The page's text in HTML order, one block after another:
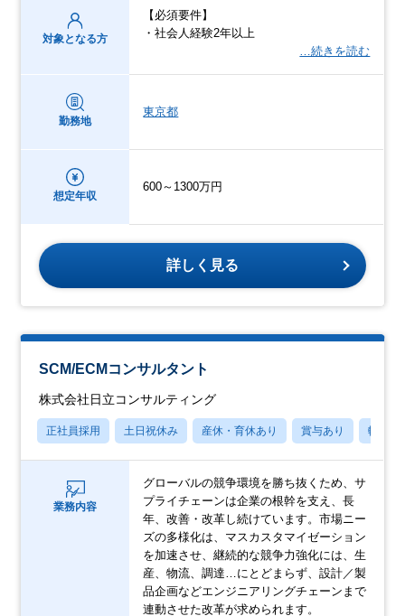
対象となる方
【必須要件】
・社会人経験2年以上
…続きを読む
勤務地
東京都
想定年収
600～1300万円
詳しく見る
SCM/ECMコンサルタント
株式会社日立コンサルティング
正社員採用 土日祝休み 産休・育休あり 賞与あり 転勤な
業務内容
グローバルの競争環境を勝ち抜くため、サ
プライチェーンは企業の根幹を支え、長
年、改善・改革し続けています。市場ニー
ズの多様化は、マスカスタマイゼーション
を加速させ、継続的な競争力強化には、生
産、物流、調達…にとどまらず、設計／製
品企画などエンジニアリングチェーンまで
連動させた改革が求められます。